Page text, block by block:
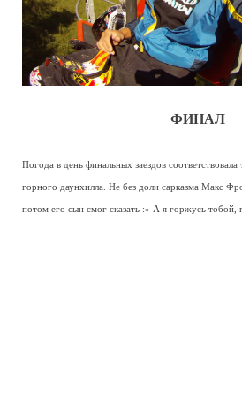
ФИНАЛ
Погода в день финальных заездов
горного даунхилла. Не без доли сарказма Макс
потом его сын смог сказать :» А я горжусь тобой,